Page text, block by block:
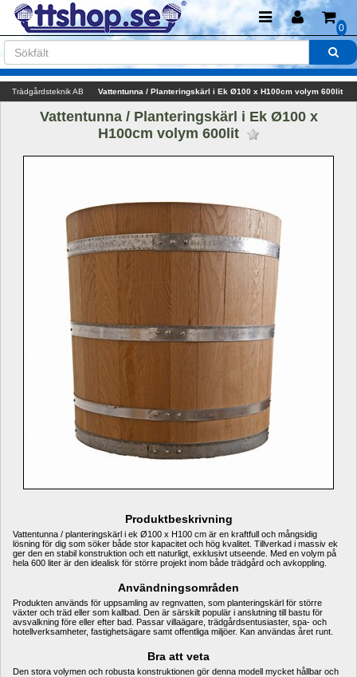
0
Trädgårdsteknik AB Vattentunna / Planteringskärl i Ek Ø100 x H100cm volym 600lit
Vattentunna / Planteringskärl i Ek Ø100 x
H100cm volym 600lit
Produktbeskrivning
Vattentunna / planteringskärl i ek Ø100 x H100 cm är en kraftfull och mångsidig
lösning för dig som söker både stor kapacitet och hög kvalitet. Tillverkad i massiv ek
ger den en stabil konstruktion och ett naturligt, exklusivt utseende. Med en volym på
hela 600 liter är den idealisk för större projekt inom både trädgård och avkoppling.
Användningsområden
Produkten används för uppsamling av regnvatten, som planteringskärl för större
växter och träd eller som kallbad. Den är särskilt populär i anslutning till bastu för
avsvalkning före eller efter bad. Passar villaägare, trädgårdsentusiaster, spa- och
hotellverksamheter, fastighetsägare samt offentliga miljöer. Kan användas året runt.
Bra att veta
Den stora volymen och robusta konstruktionen gör denna modell mycket hållbar och